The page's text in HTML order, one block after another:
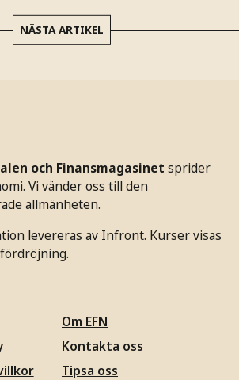
NÄSTA ARTIKEL
och Finansmagasinet sprider
Vi vänder oss till den
allmänheten.
levereras av Infront. Kurser visas
Om EFN
Kontakta oss
Tipsa oss